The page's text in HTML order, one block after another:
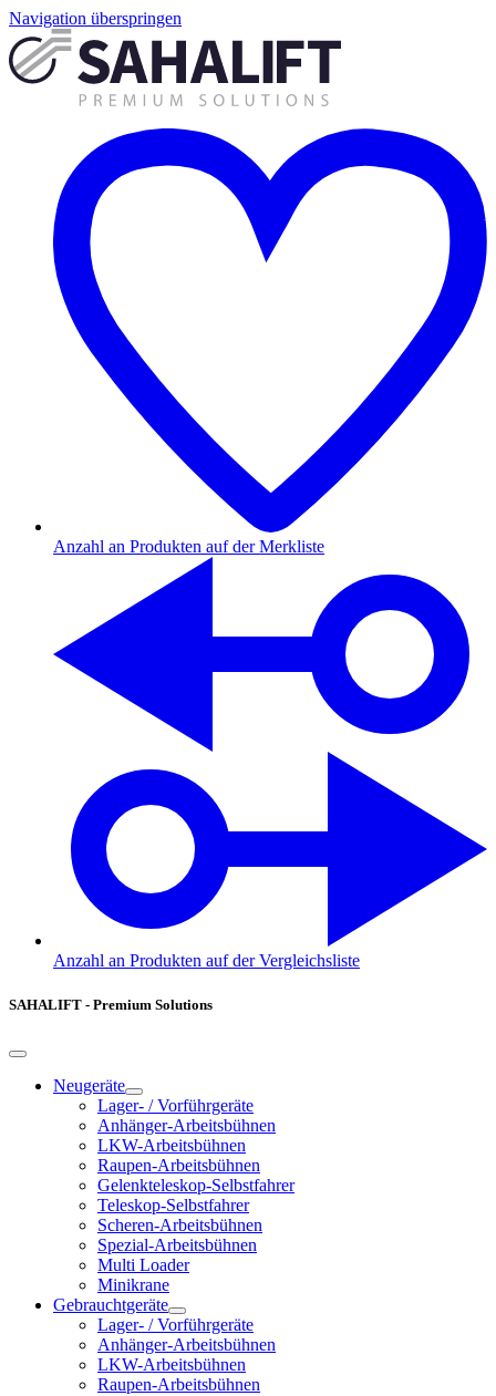
Navigation überspringen
Anzahl an Produkten auf der Merkliste
Anzahl an Produkten auf der Vergleichsliste
SAHALIFT - Premium Solutions
Neugeräte
Lager- / Vorführgeräte
Anhänger-Arbeitsbühnen
LKW-Arbeitsbühnen
Raupen-Arbeitsbühnen
Gelenkteleskop-Selbstfahrer
Teleskop-Selbstfahrer
Scheren-Arbeitsbühnen
Spezial-Arbeitsbühnen
Multi Loader
Minikrane
Gebrauchtgeräte
Lager- / Vorführgeräte
Anhänger-Arbeitsbühnen
LKW-Arbeitsbühnen
Raupen-Arbeitsbühnen